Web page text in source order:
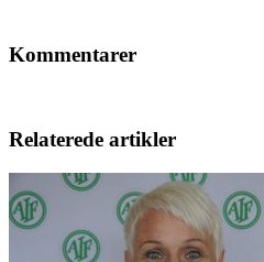
Kommentarer
Relaterede artikler